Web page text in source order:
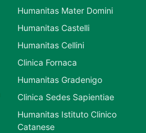
Humanitas Mater Domini
Humanitas Castelli
Humanitas Cellini
Clinica Fornaca
Humanitas Gradenigo
Clinica Sedes Sapientiae
Humanitas Istituto Clinico
Catanese